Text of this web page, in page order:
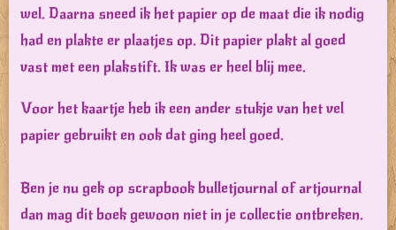
wel. Daarna sneed ik het papier op de maat die ik nodig
had en plakte er plaatjes op. Dit papier plakt al goed
vast met een plakstift. Ik was er heel blij mee.
Voor het kaartje heb ik een ander stukje van het vel
papier gebruikt en ook dat ging heel goed.
Ben je nu gek op scrapbook bulletjournal of artjournal
dan mag dit boek gewoon niet in je collectie ontbreken.